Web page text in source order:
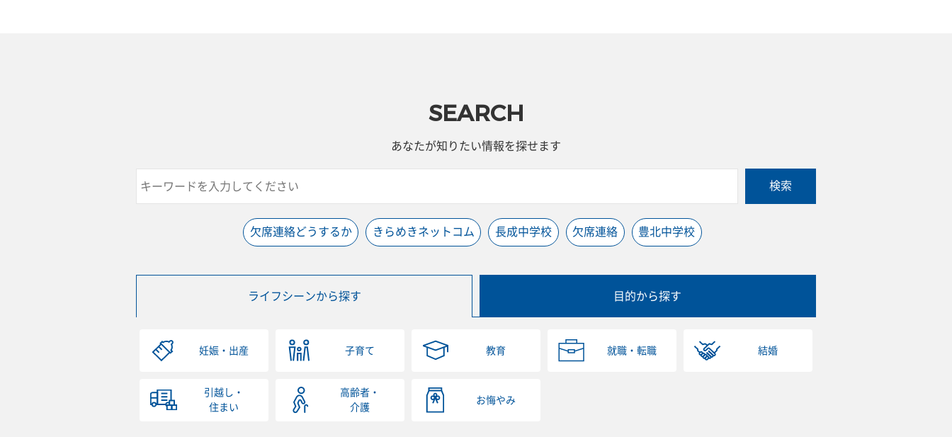
SEARCH
あなたが知りたい情報を探せます
検索
欠席連絡どうするか きらめきネットコム 長成中学校 欠席連絡 豊北中学校
ライフシーンから探す 目的から探す
妊娠・出産 子育て 教育 就職・転職 結婚
引越し・
住まい
高齢者・
介護
お悔やみ